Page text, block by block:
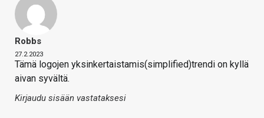
Robbs
27.2.2023
Tämä logojen yksinkertaistamis(simplified)trendi on kyllä
aivan syvältä.
Kirjaudu sisään vastataksesi